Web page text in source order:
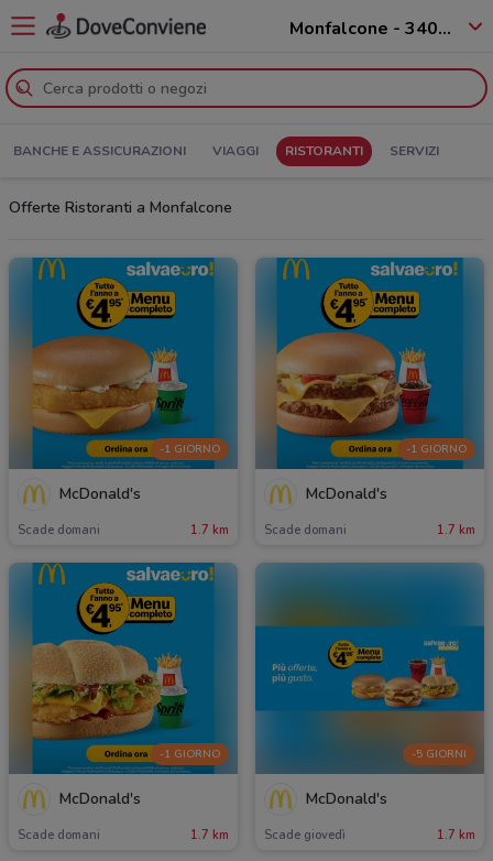
Monfalcone - 34074
BANCHE E ASSICURAZIONI VIAGGI RISTORANTI SERVIZI
Offerte Ristoranti a Monfalcone
-1 GIORNO
McDonald's
Scade domani 1.7 km
-1 GIORNO
McDonald's
Scade domani 1.7 km
-1 GIORNO
McDonald's
Scade domani 1.7 km
-5 GIORNI
McDonald's
Scade giovedì 1.7 km